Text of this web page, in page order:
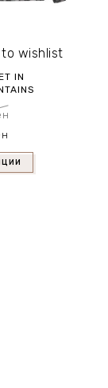
to wishlist
IN
2.960,00 ден.